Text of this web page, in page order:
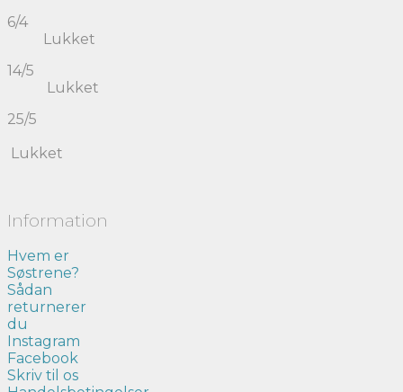
6/4
Lukket
14/5
Lukket
25/5
Lukket
Information
Hvem er
Søstrene?
Sådan
returnerer
du
Instagram
Facebook
Skriv til os